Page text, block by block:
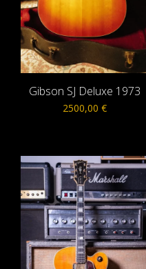
Gibson SJ Deluxe 1973
2500,00 €